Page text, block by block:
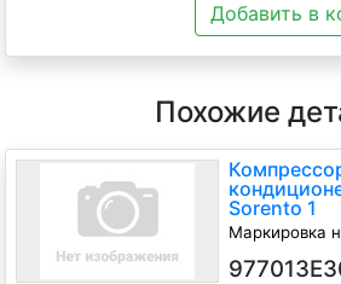
Добавить в
Похожие
Sorento 1
Маркировка
5дв., 2003 г.в.